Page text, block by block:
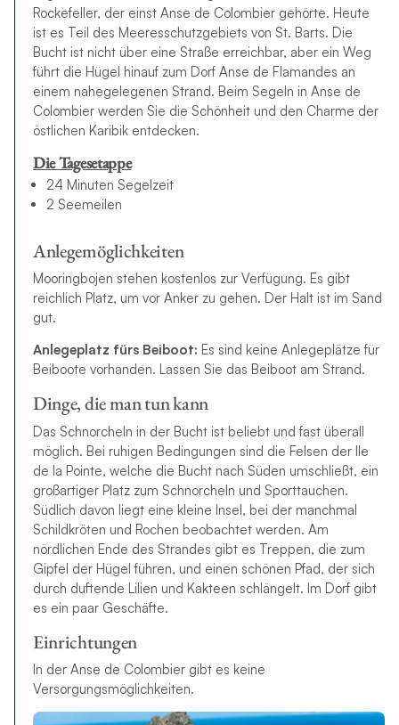
Rockefeller, der einst Anse de Colombier gehörte. Heute
ist es Teil des Meeresschutzgebiets von St. Barts. Die
Bucht ist nicht über eine Straße erreichbar, aber ein Weg
führt die Hügel hinauf zum Dorf Anse de Flamandes an
einem nahegelegenen Strand. Beim Segeln in Anse de
Colombier werden Sie die Schönheit und den Charme der
östlichen Karibik entdecken.
Die Tagesetappe
24 Minuten Segelzeit
2 Seemeilen
Anlegemöglichkeiten
Mooringbojen stehen kostenlos zur Verfügung. Es gibt
reichlich Platz, um vor Anker zu gehen. Der Halt ist im Sand
gut.
Anlegeplatz fürs Beiboot: Es sind keine Anlegeplätze für
Beiboote vorhanden. Lassen Sie das Beiboot am Strand.
Dinge, die man tun kann
Das Schnorcheln in der Bucht ist beliebt und fast überall
möglich. Bei ruhigen Bedingungen sind die Felsen der Ile
de la Pointe, welche die Bucht nach Süden umschließt, ein
großartiger Platz zum Schnorcheln und Sporttauchen.
Südlich davon liegt eine kleine Insel, bei der manchmal
Schildkröten und Rochen beobachtet werden. Am
nördlichen Ende des Strandes gibt es Treppen, die zum
Gipfel der Hügel führen, und einen schönen Pfad, der sich
durch duftende Lilien und Kakteen schlängelt. Im Dorf gibt
es ein paar Geschäfte.
Einrichtungen
In der Anse de Colombier gibt es keine
Versorgungsmöglichkeiten.